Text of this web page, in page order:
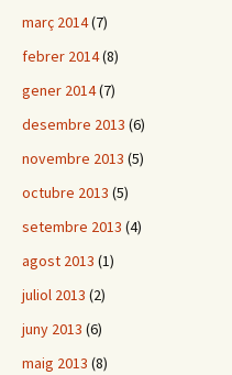
març 2014(7)
febrer 2014(8)
gener 2014(7)
desembre 2013 (6)
novembre 2013 (5)
octubre 2013 (5)
setembre 2013 (4)
agost 2013 (1)
juliol 2013 (2)
juny 2013 (6)
maig 2013 (8)